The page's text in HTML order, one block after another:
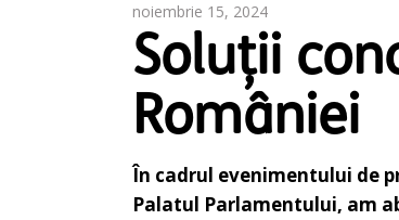
noiembrie 15, 2024
Soluții
României
În cadrul evenimentului de
Palatul Parlamentului, am